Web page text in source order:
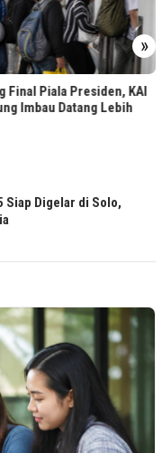
»
Final Piala Presiden, KAI
Imbau Datang Lebih
Siap Digelar di Solo,